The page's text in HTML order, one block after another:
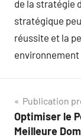
de la stratégie
stratégique
réussite et la
de
Publication
Optimiser le
Meilleure